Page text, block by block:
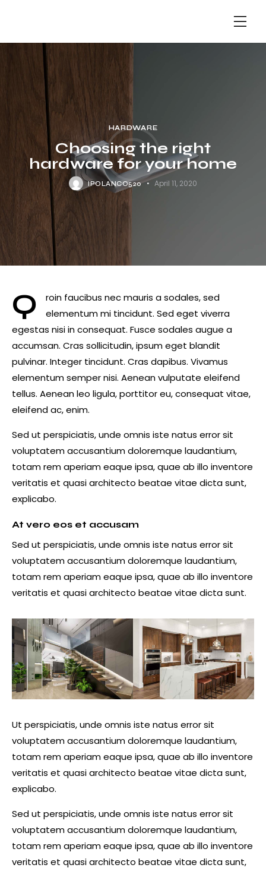
HARDWARE
Choosing the right
hardware for your home
IPOLANCO520 April 11, 2020
Q
roin faucibus nec mauris a sodales, sed
elementum mi tincidunt. Sed eget viverra
egestas nisi in consequat. Fusce sodales augue a
accumsan. Cras sollicitudin, ipsum eget blandit
pulvinar. Integer tincidunt. Cras dapibus. Vivamus
elementum semper nisi. Aenean vulputate eleifend
tellus. Aenean leo ligula, porttitor eu, consequat vitae,
eleifend ac, enim.
Sed ut perspiciatis, unde omnis iste natus error sit
voluptatem accusantium doloremque laudantium,
totam rem aperiam eaque ipsa, quae ab illo inventore
veritatis et quasi architecto beatae vitae dicta sunt,
explicabo.
At vero eos et accusam
Sed ut perspiciatis, unde omnis iste natus error sit
voluptatem accusantium doloremque laudantium,
totam rem aperiam eaque ipsa, quae ab illo inventore
veritatis et quasi architecto beatae vitae dicta sunt.
Ut perspiciatis, unde omnis iste natus error sit
voluptatem accusantium doloremque laudantium,
totam rem aperiam eaque ipsa, quae ab illo inventore
veritatis et quasi architecto beatae vitae dicta sunt,
explicabo.
Sed ut perspiciatis, unde omnis iste natus error sit
voluptatem accusantium doloremque laudantium,
totam rem aperiam eaque ipsa, quae ab illo inventore
veritatis et quasi architecto beatae vitae dicta sunt,